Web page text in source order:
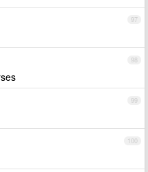
97
98
99
100